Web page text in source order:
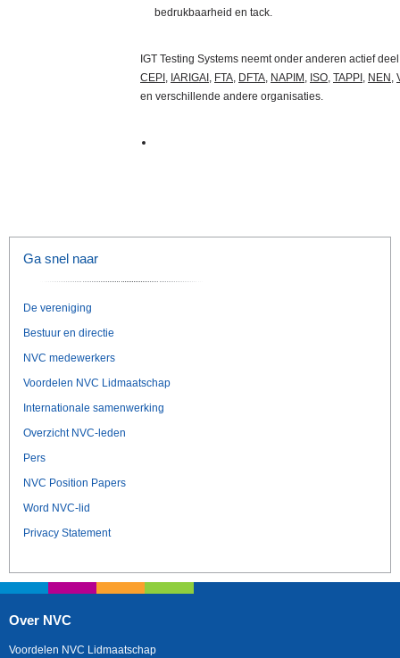
bedrukbaarheid en tack.
IGT Testing Systems neemt onder anderen actief
CEPI , IARIGAI , FTA, DFTA, NAPIM , ISO, TAPPI , NEN ,
en verschillende andere organisaties.
Ga snel naar
De vereniging
Bestuur en directie
NVC medewerkers
Voordelen NVC Lidmaatschap
Internationale samenwerking
Overzicht NVC-leden
Pers
NVC Position Papers
Word NVC-lid
Privacy Statement
Over NVC
Voordelen NVC Lidmaatschap